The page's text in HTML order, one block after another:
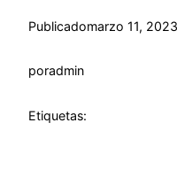
Publicadomarzo 11, 2023
poradmin
Etiquetas: